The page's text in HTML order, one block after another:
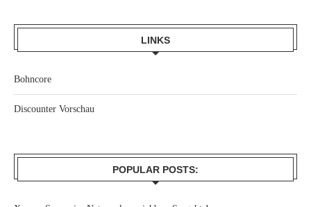
LINKS
Bohncore
Discounter Vorschau
POPULAR POSTS: